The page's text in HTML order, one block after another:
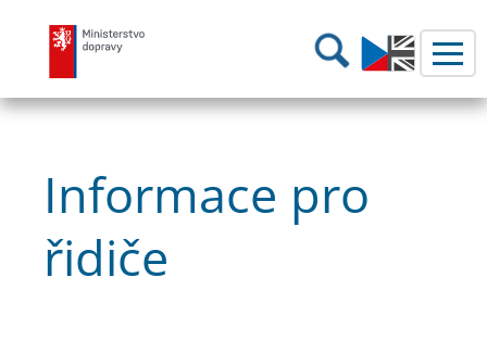
Ministerstvo dopravy Hledání
Informace pro
řidiče